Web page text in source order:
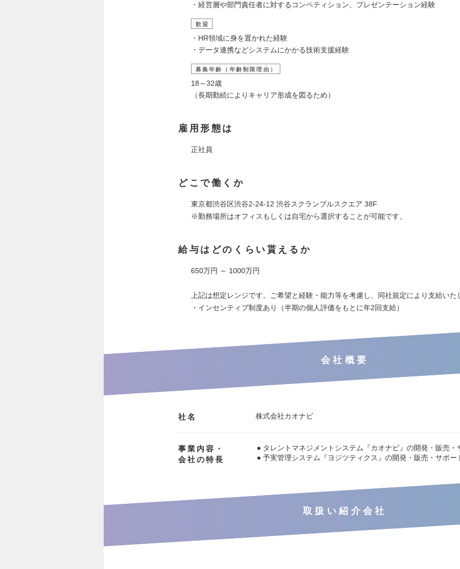
・経営層や部門責任者に対するコンペティション、プレゼンテーション経験
歓迎
・HR領域に身を置かれた経験
・データ連携などシステムにかかる技術支援経験
募集年齢（年齢制限理由）
18～32歳
（長期勤続によりキャリア形成を図るため）
雇用形態は
正社員
どこで働くか
東京都渋谷区渋谷2-24-12 渋谷スクランブルスクエア 38F
※勤務場所はオフィスもしくは自宅から選択することが可能です。
給与はどのくらい貰えるか
650万円 ～ 1000万円
上記は想定レンジです。ご希望と経験・能力等を考慮し、同社規定により支給いた
・インセンティブ制度あり（半期の個人評価をもとに年2回支給）
会社概要
社名 株式会社カオナビ
事業内容・
会社の特長
● タレントマネジメントシステム『カオナビ』の開発・販売・
● 予実管理システム『ヨジツティクス』の開発・販売・サポー
取扱い紹介会社